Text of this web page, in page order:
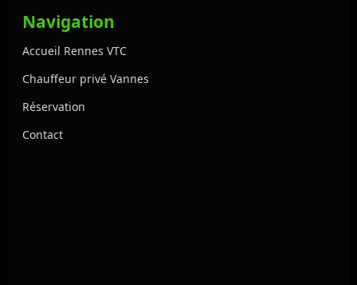
Navigation
Accueil Rennes VTC
Chauffeur privé Vannes
Réservation
Contact